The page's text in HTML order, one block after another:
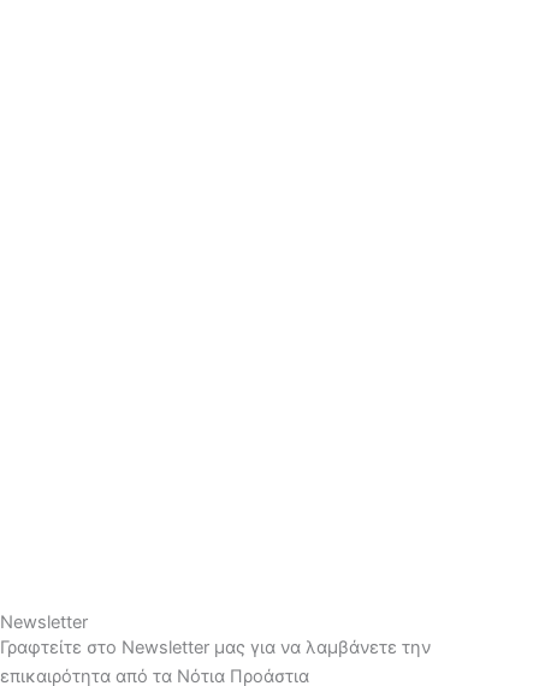
Newsletter
Γραφτείτε στο Newsletter μας για να λαμβάνετε την
επικαιρότητα από τα Νότια Προάστια